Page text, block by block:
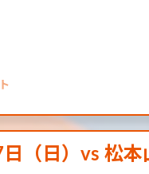
（日）vs 松本